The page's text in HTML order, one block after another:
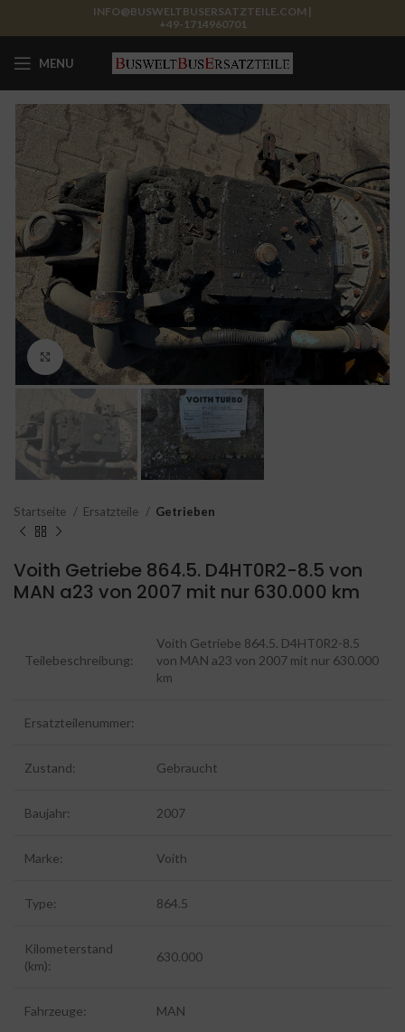
INFO@BUSWELTBUSERSATZTEILE.COM |
+49-1714960701
MENU
Click to enlarge
Startseite Ersatzteile Getrieben
Voith Getriebe 864.5. D4HT0R2-8.5 von
MAN a23 von 2007 mit nur 630.000 km
Teilebeschreibung:
Voith Getriebe 864.5. D4HT0R2-8.5
von MAN a23 von 2007 mit nur 630.000
km
Ersatzteilenummer:
Zustand: Gebraucht
Baujahr: 2007
Marke: Voith
Type: 864.5
Kilometerstand
(km):
630.000
Fahrzeuge: MAN